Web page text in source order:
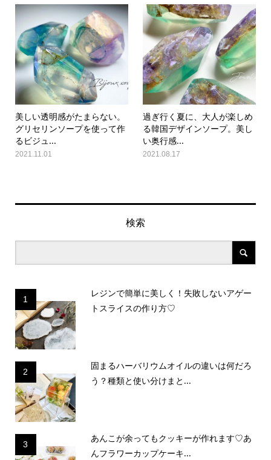
美しい透明感がたまらない。
グリセリンソープを使って作
るビジュ...
2021.11.01
過ぎ行く夏に、大人が楽しめ
る韓国デザインソープ。美し
い奥行感...
2021.08.17
検索
1
レジンで簡単に美しく！失敗しないアゲー
トスライスの作り方♡
2
固まるハーバリウムオイルの違いは何だろ
う？種類と使い分けまと...
3
あんこが余ってもクッキーが作れます♡あ
んフラワーカップケーキ...